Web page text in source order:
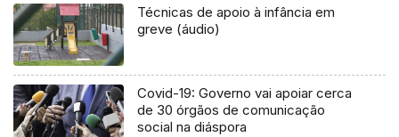
Técnicas de apoio à infância em
greve (áudio)
Covid-19: Governo vai apoiar cerca
de 30 órgãos de comunicação
social na diáspora